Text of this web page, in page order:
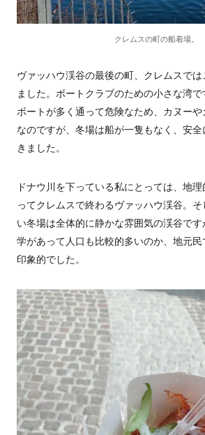
クレムスの町の船着場。
ヴァッハウ渓谷の最後の町、クレムスで
ました。ボートクラブのための小さな湾
ボートが多く通って危険なため、カヌー
なのですが、冬場は船が一隻もなく、安
きました。
ドナウ川を下っている私にとっては、地
ってクレムスで終わるヴァッハウ渓谷。
い冬場は全体的に静かな雰囲気の渓谷で
学があって人口も比較的多いのか、地元
印象的でした。